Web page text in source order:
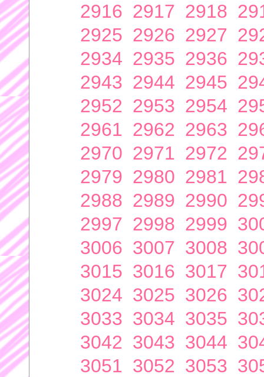
2916 2917 2918
2925 2926 2927
2934 2935 2936
2943 2944 2945
2952 2953 2954
2961 2962 2963
2970 2971 2972
2979 2980 2981
2988 2989 2990
2997 2998 2999
3006 3007 3008
3015 3016 3017
3024 3025 3026
3033 3034 3035
3042 3043 3044
3051 3052 3053